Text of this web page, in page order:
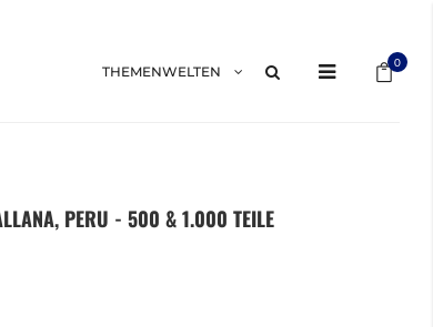
0
THEMENWELTEN
PERU - 500 & 1.000 TEILE